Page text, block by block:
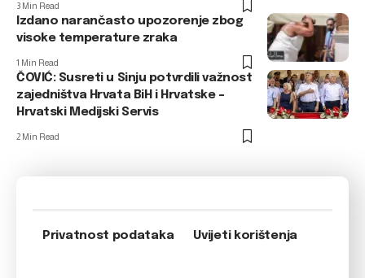
3 Min Read
Izdano narančasto upozorenje zbog
visoke temperature zraka
1 Min Read
ČOVIĆ: Susreti u Sinju potvrdili važnost
zajedništva Hrvata BiH i Hrvatske –
Hrvatski Medijski Servis
2 Min Read
Privatnost podataka Uvijeti korištenja